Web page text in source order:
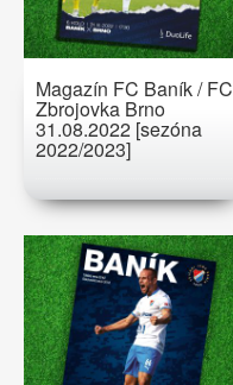
Magazín FC Baník / FC
Zbrojovka Brno
31.08.2022 [sezóna
2022/2023]